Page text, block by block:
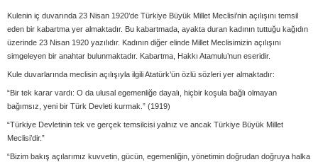
Kulenin iç duvarında 23 Nisan 1920’de Türkiye Büyük Millet Meclisi’nin açılışını temsil
eden bir kabartma yer almaktadır. Bu kabartmada, ayakta duran kadının tuttuğu kağıdın
üzerinde 23 Nisan 1920 yazılıdır. Kadının diğer elinde Millet Meclisimizin açılışını
simgeleyen bir anahtar bulunmaktadır. Kabartma, Hakkı Atamulu’nun eseridir.
Kule duvarlarında meclisin açılışıyla ilgili Atatürk’ün özlü sözleri yer almaktadır:
“Bir tek karar vardı: O da ulusal egemenliğe dayalı, hiçbir koşula bağlı olmayan
bağımsız, yeni bir Türk Devleti kurmak.” (1919)
“Türkiye Devletinin tek ve gerçek temsilcisi yalnız ve ancak Türkiye Büyük Millet
Meclisi’dir.”
“Bizim bakış açılarımız kuvvetin, gücün, egemenliğin, yönetimin doğrudan doğruya halka